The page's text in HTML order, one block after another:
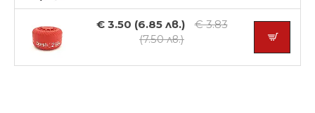
€ 3.50 (6.85 лв.)
€ 3.83
(7.50 лв.)